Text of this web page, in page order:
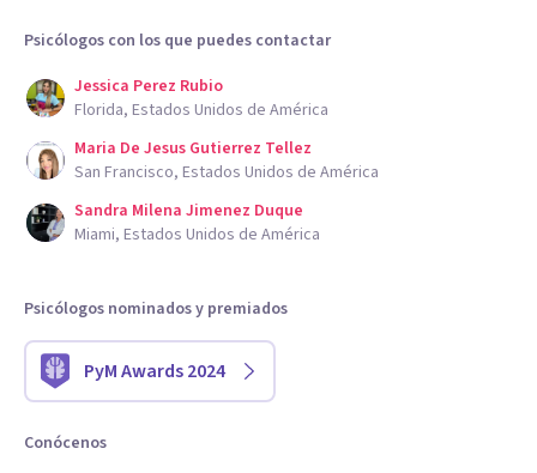
Psicólogos con los que puedes contactar
Jessica Perez Rubio
Florida, Estados Unidos de América
Maria De Jesus Gutierrez Tellez
San Francisco, Estados Unidos de América
Sandra Milena Jimenez Duque
Miami, Estados Unidos de América
Psicólogos nominados y premiados
PyM Awards 2024
Conócenos